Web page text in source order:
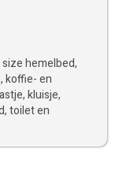
hemelbed,
koffie- en
kluisje,
toilet en